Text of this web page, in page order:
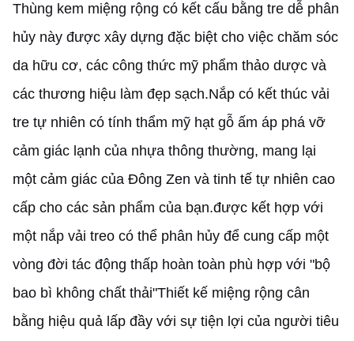
Thùng kem miệng rộng có kết cấu bằng tre dễ phân
hủy này được xây dựng đặc biệt cho việc chăm sóc
da hữu cơ, các công thức mỹ phẩm thảo dược và
các thương hiệu làm đẹp sạch.Nắp có kết thúc vải
tre tự nhiên có tính thẩm mỹ hạt gỗ ấm áp phá vỡ
cảm giác lạnh của nhựa thông thường, mang lại
một cảm giác của Đông Zen và tinh tế tự nhiên cao
cấp cho các sản phẩm của bạn.được kết hợp với
một nắp vải treo có thể phân hủy để cung cấp một
vòng đời tác động thấp hoàn toàn phù hợp với "bộ
bao bì không chất thải"Thiết kế miệng rộng cân
bằng hiệu quả lấp đầy với sự tiện lợi của người tiêu